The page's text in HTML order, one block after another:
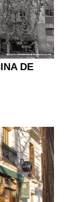
DE